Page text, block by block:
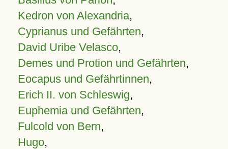
Kedron von Alexandria,
Cyprianus und Gefährten,
David Uribe Velasco,
Demes und Protion und Gefährten,
Eocapus und Gefährtinnen,
Erich II. von Schleswig,
Euphemia und Gefährten,
Fulcold von Bern,
Hugo,